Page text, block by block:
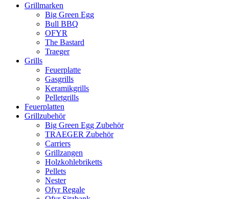
Grillmarken
Big Green Egg
Bull BBQ
OFYR
The Bastard
Traeger
Grills
Feuerplatte
Gasgrills
Keramikgrills
Pelletgrills
Feuerplatten
Grillzubehör
Big Green Egg Zubehör
TRAEGER Zubehör
Carriers
Grillzangen
Holzkohlebriketts
Pellets
Nester
Ofyr Regale